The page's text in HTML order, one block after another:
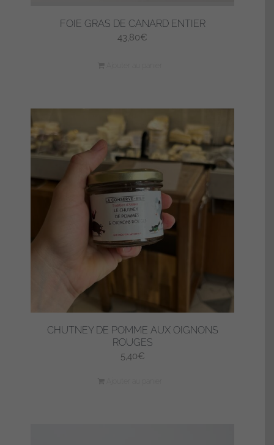
FOIE GRAS DE CANARD ENTIER
43,80€
CHUTNEY DE POMME AUX OIGNONS
ROUGES
5,40€